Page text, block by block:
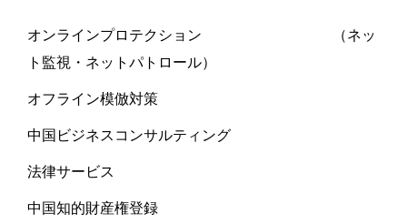
オンラインプロテクション （ネッ
ト監視・ネットパトロール）
オフライン模倣対策
中国ビジネスコンサルティング
法律サービス
中国知的財産権登録